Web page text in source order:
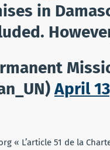
in
April
« L’article 51 de la